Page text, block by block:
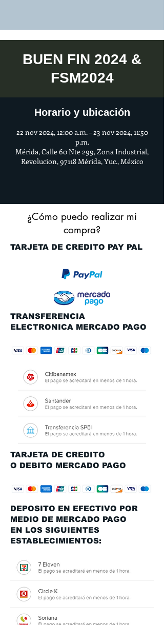
BUEN FIN 2024 &
FSM2024
Horario y ubicación
22 nov 2024, 12:00 a.m. – 23 nov 2024, 11:50
p.m.
Mérida, Calle 60 Nte 299, Zona Industrial,
Revolucion, 97118 Mérida, Yuc., México
¿Cómo puedo realizar mi
compra?
TARJETA DE CREDITO PAY PAL
TRANSFERENCIA
ELECTRONICA MERCADO PAGO
TARJETA DE CREDITO
O DEBITO MERCADO PAGO
DEPOSITO EN EFECTIVO POR
MEDIO DE MERCADO PAGO
EN LOS SIGUIENTES
ESTABLECIMIENTOS: